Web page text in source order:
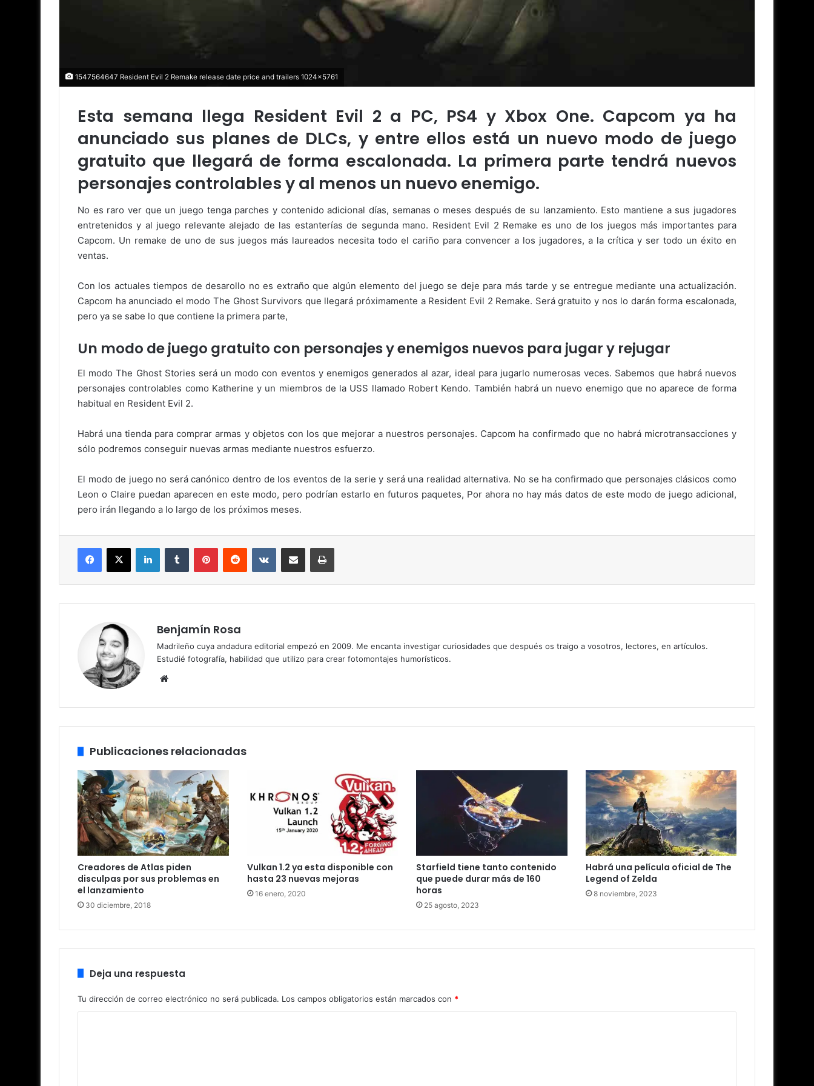
1547564647 Resident Evil 2 Remake release date price and trailers 1024x5761
Esta semana llega Resident Evil 2 a PC, PS4 y Xbox One. Capcom ya ha
anunciado sus planes de DLCs, y entre ellos está un nuevo modo de juego
gratuito que llegará de forma escalonada. La primera parte tendrá nuevos
personajes controlables y al menos un nuevo enemigo.
No es raro ver que un juego tenga parches y contenido adicional días, semanas o meses después de su lanzamiento. Esto mantiene a sus jugadores
entretenidos y al juego relevante alejado de las estanterías de segunda mano. Resident Evil 2 Remake es uno de los juegos más importantes para
Capcom. Un remake de uno de sus juegos más laureados necesita todo el cariño para convencer a los jugadores, a la crítica y ser todo un éxito en
ventas.
Con los actuales tiempos de desarollo no es extraño que algún elemento del juego se deje para más tarde y se entregue mediante una actualización.
Capcom ha anunciado el modo The Ghost Survivors que llegará próximamente a Resident Evil 2 Remake. Será gratuito y nos lo darán forma escalonada,
pero ya se sabe lo que contiene la primera parte,
Un modo de juego gratuito con personajes y enemigos nuevos para jugar y rejugar
El modo The Ghost Stories será un modo con eventos y enemigos generados al azar, ideal para jugarlo numerosas veces. Sabemos que habrá nuevos
personajes controlables como Katherine y un miembros de la USS llamado Robert Kendo. También habrá un nuevo enemigo que no aparece de forma
habitual en Resident Evil 2.
Habrá una tienda para comprar armas y objetos con los que mejorar a nuestros personajes. Capcom ha confirmado que no habrá microtransacciones y
sólo podremos conseguir nuevas armas mediante nuestros esfuerzo.
El modo de juego no será canónico dentro de los eventos de la serie y será una realidad alternativa. No se ha confirmado que personajes clásicos como
Leon o Claire puedan aparecen en este modo, pero podrían estarlo en futuros paquetes, Por ahora no hay más datos de este modo de juego adicional,
pero irán llegando a lo largo de los próximos meses.
Benjamín Rosa
Madrileño cuya andadura editorial empezó en 2009. Me encanta investigar curiosidades que después os traigo a vosotros, lectores, en artículos.
Estudié fotografía, habilidad que utilizo para crear fotomontajes humorísticos.
we
Publicaciones relacionadas
Creadores de Atlas piden
disculpas por sus problemas en
el lanzamiento
30 diciembre, 2018
Vulkan 1.2 ya esta disponible con
hasta 23 nuevas mejoras
16 enero, 2020
Starfield tiene tanto contenido
que puede durar más de 160
horas
25 agosto, 2023
Habrá una película oficial de The
Legend of Zelda
8 noviembre, 2023
Deja una respuesta
Tu dirección de correo electrónico no será publicada. Los campos obligatorios están marcados con *